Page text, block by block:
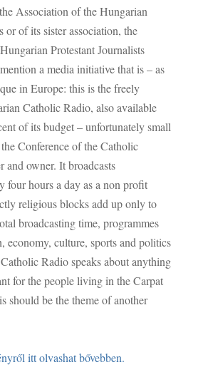
Association of the Hungarian
or of its sister association, the
Protestant Journalists
a media initiative that is – as
in Europe: this is the freely
Catholic Radio, also available
of its budget – unfortunately small
Conference of the Catholic
and owner. It broadcasts
four hours a day as a non profit
religious blocks add up only to
broadcasting time, programmes
economy, culture, sports and politics
Radio speaks about anything
for the people living in the Carpat
should be the theme of another
itt olvashat bővebben.